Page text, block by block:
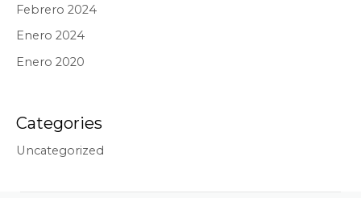
Febrero 2024
Enero 2024
Enero 2020
Categories
Uncategorized